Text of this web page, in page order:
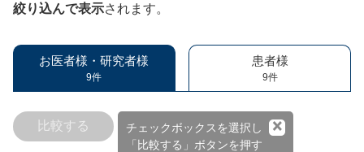
絞り込んで表示されます。
お医者様・研究者様
9件
患者様
9件
チェックボックスを選択し
「比較する」ボタンを押す
×
比較する